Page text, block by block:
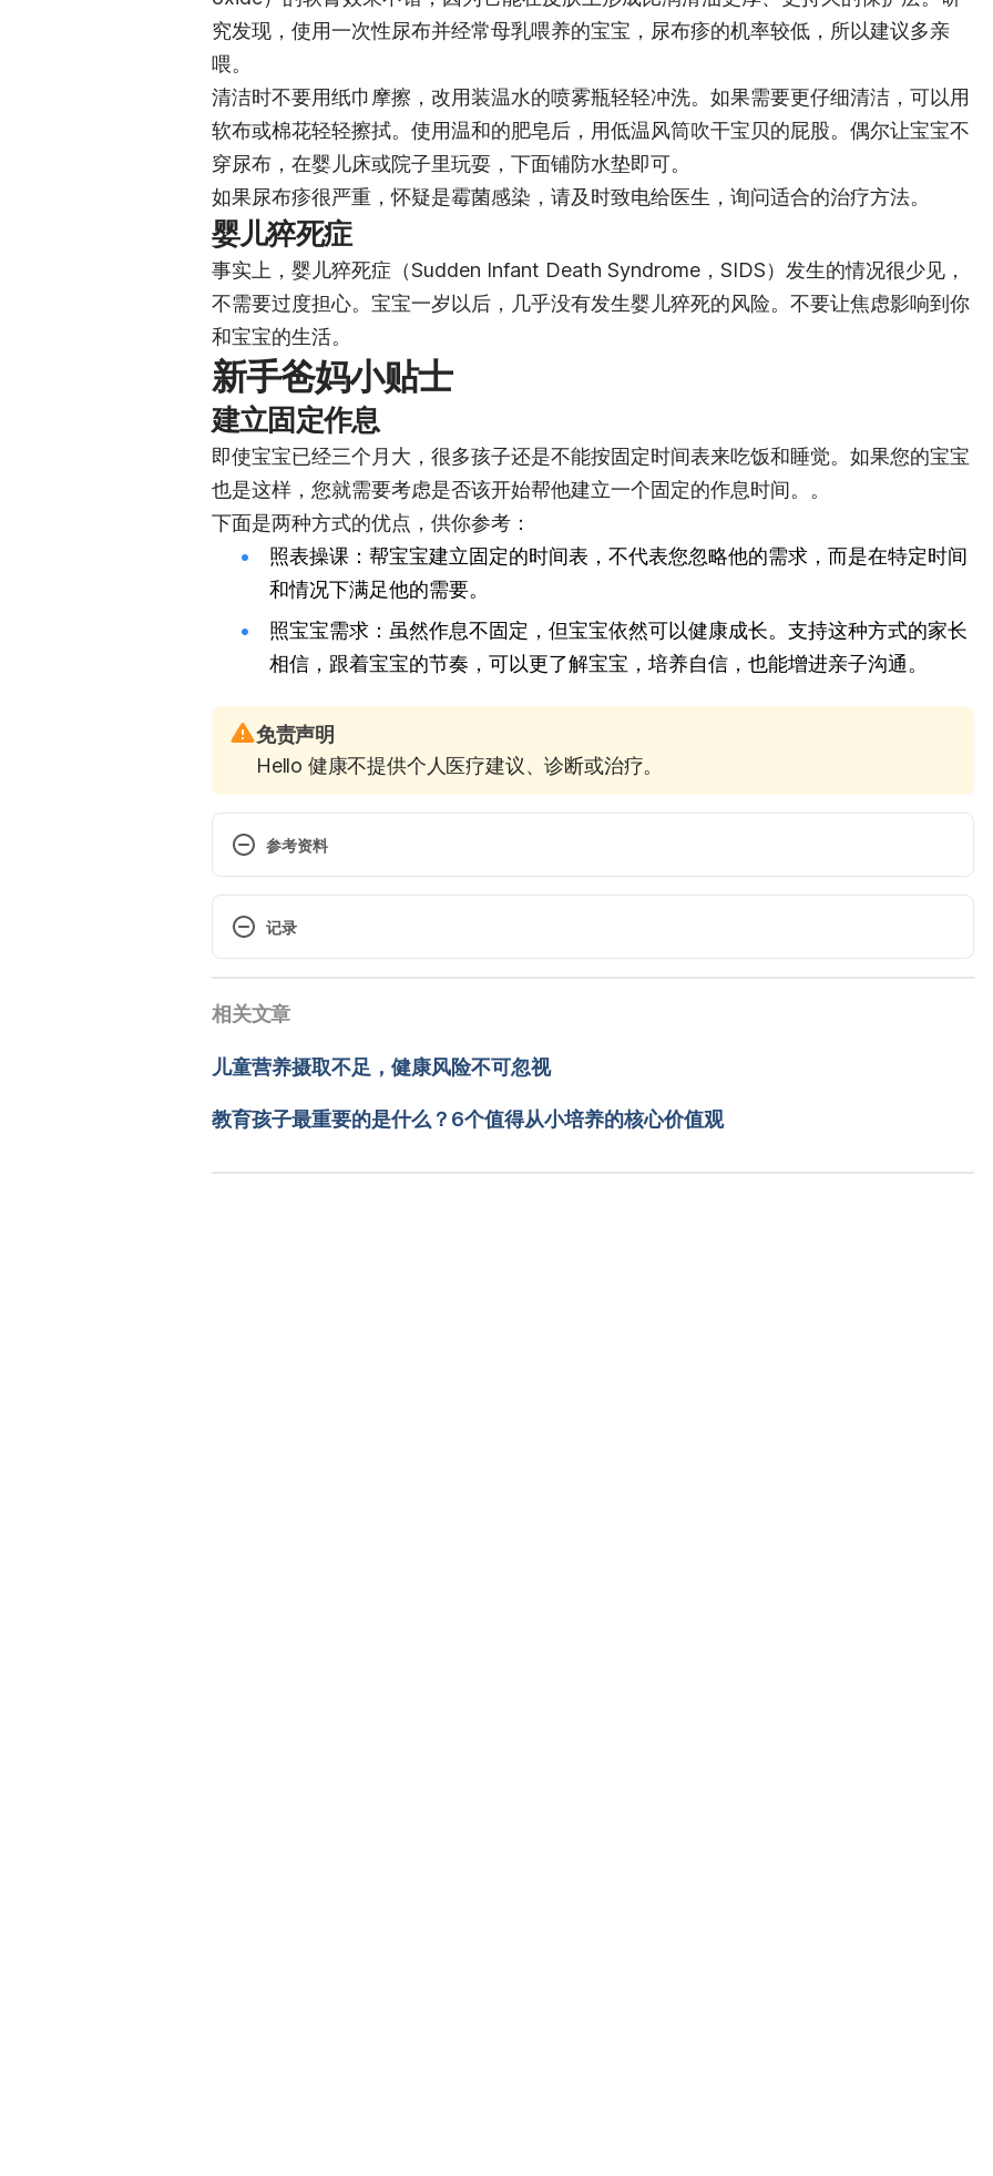
究发现，使用一次性尿布并经常母乳喂养的宝宝，尿布疹的机率较低，所以建议多亲
喂。
清洁时不要用纸巾摩擦，改用装温水的喷雾瓶轻轻冲洗。如果需要更仔细清洁，可以用
软布或棉花轻轻擦拭。使用温和的肥皂后，用低温风筒吹干宝贝的屁股。偶尔让宝宝不
穿尿布，在婴儿床或院子里玩耍，下面铺防水垫即可。
如果尿布疹很严重，怀疑是霉菌感染，请及时致电给医生，询问适合的治疗方法。
婴儿猝死症
事实上，婴儿猝死症（Sudden Infant Death Syndrome，SIDS）发生的情况很少见，
不需要过度担心。宝宝一岁以后，几乎没有发生婴儿猝死的风险。不要让焦虑影响到你
和宝宝的生活。
新手爸妈小贴士
建立固定作息
即使宝宝已经三个月大，很多孩子还是不能按固定时间表来吃饭和睡觉。如果您的宝宝
也是这样，您就需要考虑是否该开始帮他建立一个固定的作息时间。。
下面是两种方式的优点，供你参考：
照表操课：帮宝宝建立固定的时间表，不代表您忽略他的需求，而是在特定时间
和情况下满足他的需要。
照宝宝需求：虽然作息不固定，但宝宝依然可以健康成长。支持这种方式的家长
相信，跟着宝宝的节奏，可以更了解宝宝，培养自信，也能增进亲子沟通。
免责声明
Hello 健康不提供个人医疗建议、诊断或治疗。
参考资料
Murkoff, Heidi. What to Expect, The First Year. New York: Workman Publishing
Company, 2009. Print version. Page 249-288.
记录
2025/07/08
醫學審稿： 賴建翰醫師
Jeff Ong 更新
相关文章
儿童营养摄取不足，健康风险不可忽视
教育孩子最重要的是什么？6个值得从小培养的核心价值观